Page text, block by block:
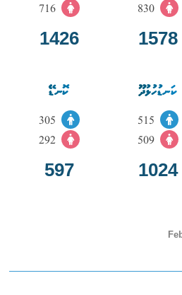
830
1578
716
1426
ކަނޑުހުޅުދޫ
515
509
1024
ކޮނޑޭ
292
597